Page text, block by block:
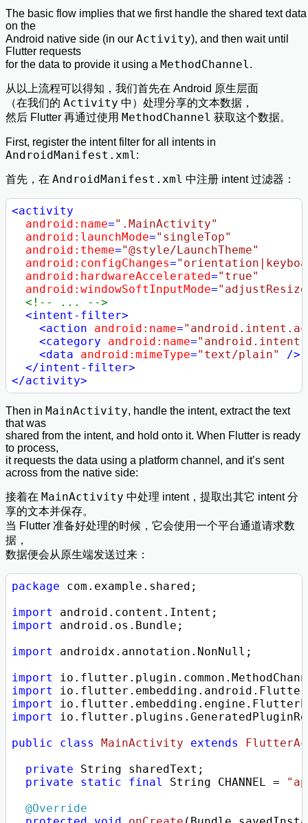
The basic flow implies that we first handle the shared text data
on the
Android native side (in our Activity), and then wait until
Flutter requests
for the data to provide it using a MethodChannel .
从以上流程可以得知，我们首先在 Android 原生层面
（在我们的 Activity 中）处理分享的文本数据，
然后 Flutter 再通过使用 MethodChannel 获取这个数据。
First, register the intent filter for all intents in
AndroidManifest.xml :
首先，在 AndroidManifest.xml 中注册 intent 过滤器：
<activity
android:name=".MainActivity"
android:launchMode="singleTop"
android:theme="@style/LaunchTheme"
android:configChanges=
android:hardwareAccelerated="true"
android:windowSoftInputMode=
<!-- ... -->
<intent-filter>
<action android:name=
<category android:name=
<data android:mimeType="text/plain"
/>
</intent-filter>
</activity>
Then in MainActivity, handle the intent, extract the text
that was
shared from the intent, and hold onto it. When Flutter is ready
to process,
it requests the data using a platform channel, and it’s sent
across from the native side:
接着在 MainActivity 中处理 intent，提取出其它 intent 分
享的文本并保存。
当 Flutter 准备好处理的时候，它会使用一个平台通道请求数
据，
数据便会从原生端发送过来：
package com.example.shared;
import
import
android.os.Bundle;
import
androidx.annotation.NonNull;
import
import
import
import
public
class MainActivity extends
private String sharedText;
private
static final String CHANNEL =
@Override